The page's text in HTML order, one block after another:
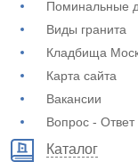
Поминальные
Виды гранита
Кладбища
Карта сайта
Вакансии
Вопрос - Ответ
Каталог